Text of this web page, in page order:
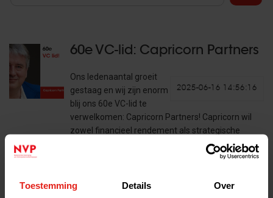
Toestemming Details Over
60e VC-lid: Capricorn Partners
2025-06-16 14:56:16
Ons ledenaantal groeit
gestaag en wij zijn enorm
blij ons 60e VC-lid te
verwelkomen: Capricorn Partners! Capricorn wil
zowel financieel rendement als strategische
waarde creëren door te investeren in innovatieve…